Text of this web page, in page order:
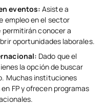
eventos: Asiste a
empleo en el sector
conocer a
oportunidades laborales.
Dado que el
la opción de buscar
Muchas instituciones
FP y ofrecen programas